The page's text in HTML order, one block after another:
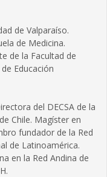
de Valparaíso.
de Medicina.
de la Facultad de
Educación
del DECSA de la
Chile. Magíster en
fundador de la Red
de Latinoamérica.
en la Red Andina de